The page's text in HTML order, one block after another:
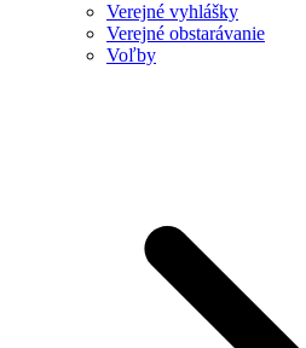
Verejné vyhlášky
Verejné obstarávanie
Voľby